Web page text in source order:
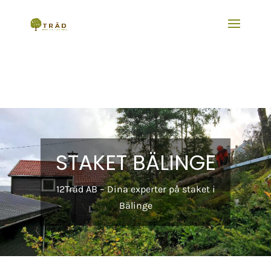
STAKET BÄLINGE
12Träd AB – Dina experter på staket i
Bälinge